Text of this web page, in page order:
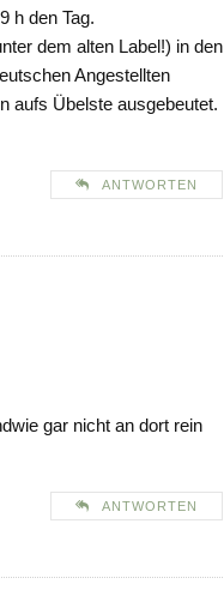
h den Tag.
dem alten Label!) in den
Angestellten
aufs Übelste ausgebeutet.
ANTWORTEN
gar nicht an dort rein
ANTWORTEN